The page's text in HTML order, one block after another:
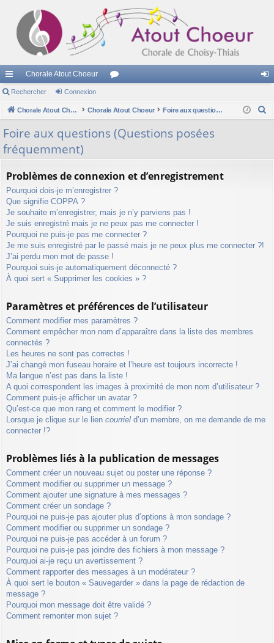
cc
ès
ra
pi
Chorale Atout Choeur
u
m
ne
Rechercher Connexion
Chorale Atout Choeur Chorale Atout Choeur Foire aux questions (Questions posées fréquemment)
Foire aux questions (Questions posées
fréquemment)
Problèmes de connexion et d’enregistrement
Pourquoi dois-je m’enregistrer ?
Que signifie COPPA ?
Je souhaite m’enregistrer, mais je n’y parviens pas !
Je suis enregistré mais je ne peux pas me connecter !
Pourquoi ne puis-je pas me connecter ?
Je me suis enregistré par le passé mais je ne peux plus me connecter ?!
J’ai perdu mon mot de passe !
Pourquoi suis-je automatiquement déconnecté ?
À quoi sert « Supprimer les cookies » ?
Paramètres et préférences de l’utilisateur
Comment modifier mes paramètres ?
Comment empêcher mon nom d’apparaître dans la liste des membres
connectés ?
Les heures ne sont pas correctes !
J’ai changé mon fuseau horaire et l’heure est toujours incorrecte !
Ma langue n’est pas dans la liste !
A quoi correspondent les images à proximité de mon nom d’utilisateur ?
Comment puis-je afficher un avatar ?
Qu’est-ce que mon rang et comment le modifier ?
Lorsque je clique sur le lien courriel d’un membre, on me demande de me
connecter !?
Problèmes liés à la publication de messages
Comment créer un nouveau sujet ou poster une réponse ?
Comment modifier ou supprimer un message ?
Comment ajouter une signature à mes messages ?
Comment créer un sondage ?
Pourquoi ne puis-je pas ajouter plus d’options à mon sondage ?
Comment modifier ou supprimer un sondage ?
Pourquoi ne puis-je pas accéder à un forum ?
Pourquoi ne puis-je pas joindre des fichiers à mon message ?
Pourquoi ai-je reçu un avertissement ?
Comment rapporter des messages à un modérateur ?
À quoi sert le bouton « Sauvegarder » dans la page de rédaction de
message ?
Pourquoi mon message doit être validé ?
Comment remonter mon sujet ?